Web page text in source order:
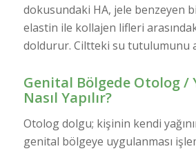
dokusundaki HA, jele benzeyen
elastin ile kollajen lifleri
doldurur. Ciltteki su tutulumunu
Genital Bölgede Otolog /
Nasıl Yapılır?
Otolog dolgu; kişinin kendi
genital bölgeye uygulanması